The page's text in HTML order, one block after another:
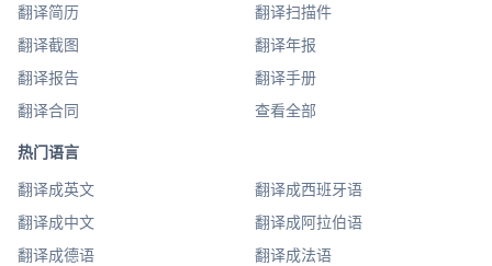
翻译简历
翻译扫描件
翻译截图
翻译年报
翻译报告
翻译手册
翻译合同
查看全部
热门语言
翻译成英文
翻译成西班牙语
翻译成中文
翻译成阿拉伯语
翻译成德语
翻译成法语